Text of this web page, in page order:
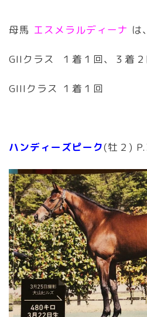
母馬 エスメラルディーナ は
GIIクラス １着１回、３着２
GIIIクラス １着１回
ハンディーズピーク(牡２)